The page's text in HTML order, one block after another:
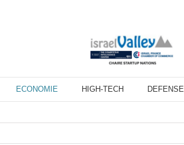
ECONOMIE HIGH-TECH DEFENSE